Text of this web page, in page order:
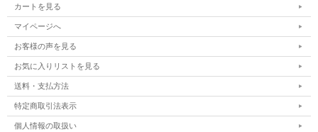
カートを見る
マイページへ
お客様の声を見る
お気に入りリストを見る
送料・支払方法
特定商取引法表示
個人情報の取扱い